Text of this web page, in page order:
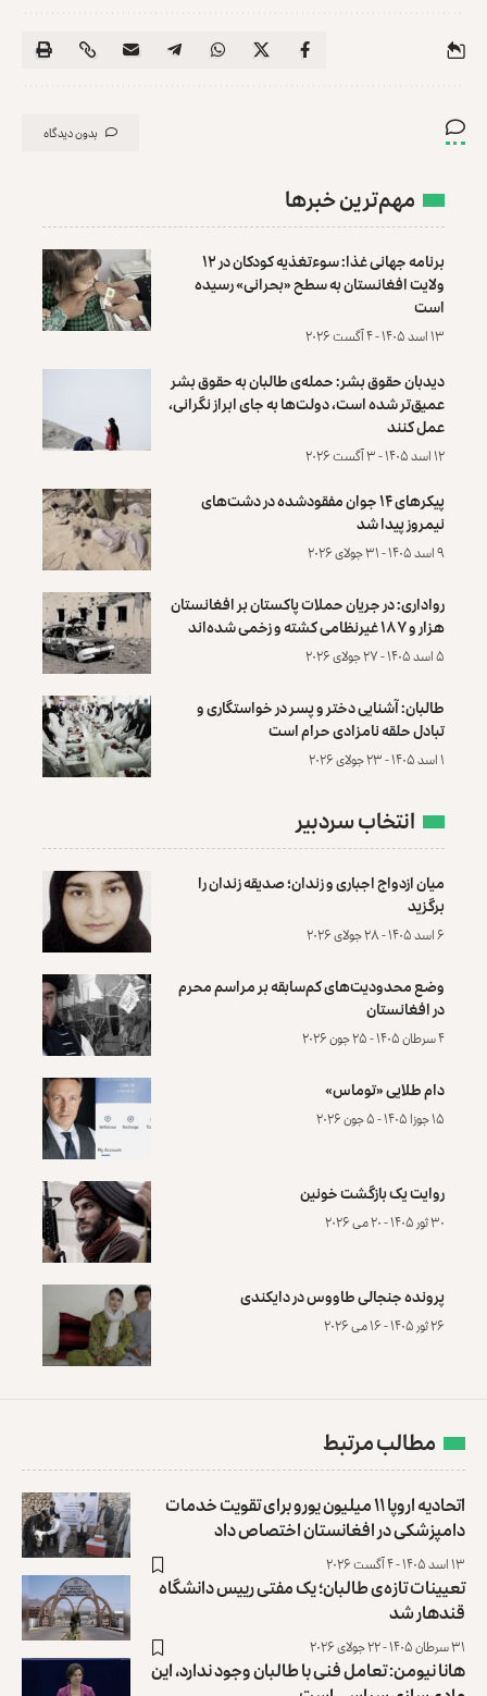
بدون دیدگاه
مهم‌ترین خبرها
برنامه جهانی غذا: سوءتغذیه کودکان در ۱۲
ولایت افغانستان به سطح «بحرانی» رسیده
است
۱۳ اسد ۱۴۰۵ - ۴ آگست ۲۰۲۶
دیدبان حقوق بشر: حمله‌ی طالبان به حقوق بشر
عمیق‌تر شده است، دولت‌ها به جای ابراز نگرانی،
عمل کنند
۱۲ اسد ۱۴۰۵ - ۳ آگست ۲۰۲۶
پیکرهای ۱۴ جوان مفقودشده در دشت‌های
نیمروز پیدا شد
۹ اسد ۱۴۰۵ - ۳۱ جولای ۲۰۲۶
رواداری: در جریان حملات پاکستان بر افغانستان
هزار و ۱۸۷ غیرنظامی کشته و زخمی شده‌اند
۵ اسد ۱۴۰۵ - ۲۷ جولای ۲۰۲۶
طالبان: آشنایی دختر و پسر در خواستگاری و
تبادل حلقه نامزادی حرام است
۱ اسد ۱۴۰۵ - ۲۳ جولای ۲۰۲۶
انتخاب سردبیر
میان ازدواج اجباری و زندان؛ صدیقه زندان را
برگزید
۶ اسد ۱۴۰۵ - ۲۸ جولای ۲۰۲۶
وضع محدودیت‌های کم‌سابقه بر مراسم محرم
در افغانستان
۴ سرطان ۱۴۰۵ - ۲۵ جون ۲۰۲۶
دام طلایی «توماس»
۱۵ جوزا ۱۴۰۵ - ۵ جون ۲۰۲۶
روایت یک بازگشت خونین
۳۰ ثور ۱۴۰۵ - ۲۰ می ۲۰۲۶
پرونده‌ جنجالی طاووس در دایکندی
۲۶ ثور ۱۴۰۵ - ۱۶ می ۲۰۲۶
مطالب مرتبط
اتحادیه اروپا ۱۱ میلیون یورو برای تقویت خدمات
دامپزشکی در افغانستان اختصاص داد
۱۳ اسد ۱۴۰۵ - ۴ آگست ۲۰۲۶
تعیینات تازه‌ی طالبان؛ یک مفتی رییس دانشگاه
قندهار شد
۳۱ سرطان ۱۴۰۵ - ۲۲ جولای ۲۰۲۶
هانا نیومن: تعامل فنی با طالبان وجود ندارد، این